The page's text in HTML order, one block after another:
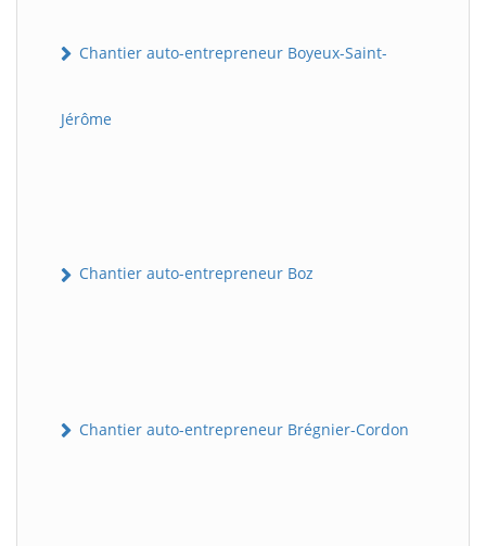
Chantier auto-entrepreneur Boyeux-Saint-
Jérôme
Chantier auto-entrepreneur Boz
Chantier auto-entrepreneur Brégnier-Cordon